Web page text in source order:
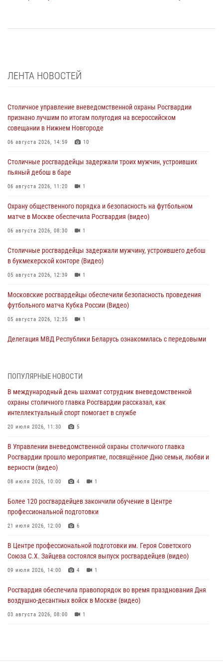
ЛЕНТА НОВОСТЕЙ
Столичное управление вневедомственной охраны Росгвардии
признано лучшим по итогам полугодия на всероссийском
совещании в Нижнем Новгороде
06 августа 2026, 14:59 10
Столичные росгвардейцы задержали троих мужчин, устроивших
пьяный дебош в баре
06 августа 2026, 11:20 1
Охрану общественного порядка и безопасность на футбольном
матче в Москве обеспечила Росгвардия (видео)
06 августа 2026, 08:30 1
Столичные росгвардейцы задержали мужчину, устроившего дебош
в букмекерской конторе (Видео)
05 августа 2026, 12:39 1
Московские росгвардейцы обеспечили безопасность проведения
футбольного матча Кубка России (Видео)
05 августа 2026, 12:35 1
Делегация МВД Республики Беларусь ознакомилась с передовыми
боевому самбо. (видео)
04 августа 2026, 14:00
Офицер Росгвардии стал гостем прямого эфира на «Радио Москвы»
04 августа 2026, 12:28
В Москве росгвардейцы задержали подозреваемого в нападении
на охранника торгового центра (видео)
В Главном управлении Росгвардии по городу Москве подвели итоги
работы подразделений за прошедший месяц
ПОПУЛЯРНЫЕ НОВОСТИ
В международный день шахмат сотрудник вневедомственной
охраны столичного главка Росгвардии рассказал, как
интеллектуальный спорт помогает в службе
20 июля 2026, 11:30 5
В Управлении вневедомственной охраны столичного главка
Росгвардии прошло мероприятие, посвящённое Дню семьи, любви и
верности (видео)
08 июля 2026, 10:00 4 1
Более 120 росгвардейцев закончили обучение в Центре
профессиональной подготовки
21 июля 2026, 12:00 6
В Центре профессиональной подготовки им. Героя Советского
Союза С.Х. Зайцева состоялся выпуск росгвардейцев (видео)
09 июля 2026, 14:00 4 1
Росгвардия обеспечила правопорядок во время празднования Дня
воздушно-десантных войск в Москве (видео)
03 августа 2026, 08:00 1